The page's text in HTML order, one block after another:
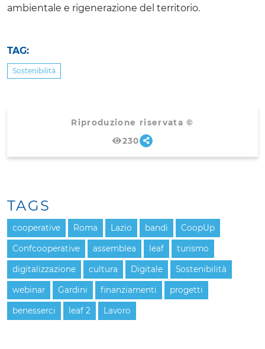
ambientale e rigenerazione del territorio.
TAG:
Sostenibilità
Riproduzione riservata ©
230
TAGS
cooperative Roma Lazio bandi CoopUp
Confcooperative assemblea leaf turismo
digitalizzazione cultura Digitale Sostenibilità
webinar Gardini finanziamenti progetti
benesserci leaf 2 Lavoro